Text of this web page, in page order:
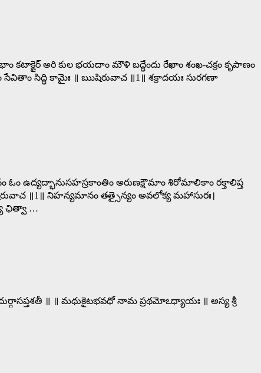
కటాక్షైర్ అరి కుల భయదాం మౌళి బద్ధేందు రేఖాం శంఖ-చక్రం కృపాణం
సేవితాం సిద్ధి కామైః ॥ ఋషిరువాచ ॥1॥ శక్రాదయః సురగణా
ఓం ఉద్యద్భానుసహస్రకాంతిం అరుణక్షౌమాం శిరోమాలికాం రక్తాలిప్త
॥1॥ నిహన్యమానం తత్సైన్యం అవలోక్య మహాసురః।
ఛిత్వా …
॥ ॥ మధుకైటభవధో నామ ప్రథమోఽధ్యాయః ॥ అస్య శ్రీ